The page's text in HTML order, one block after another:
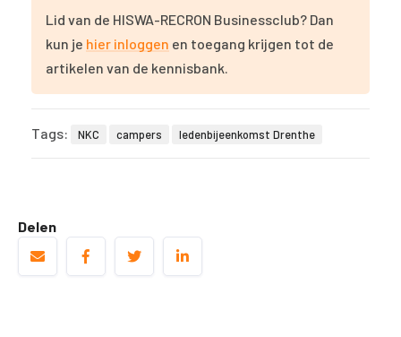
Lid van de HISWA-RECRON Businessclub? Dan
kun je hier inloggen en toegang krijgen tot de
artikelen van de kennisbank.
Tags: NKC campers ledenbijeenkomst Drenthe
Delen